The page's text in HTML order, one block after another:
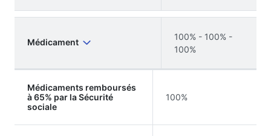
Médicament
100% - 100% -
100%
Médicaments remboursés
à 65% par la Sécurité
sociale
100%